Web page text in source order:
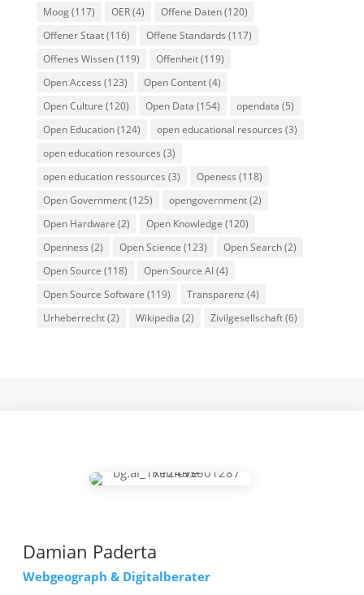
Moog(117) OER(4) Offene Daten(120)
Offener Staat(116) Offene Standards (117)
Offenes Wissen(119) Offenheit(119)
Open Access (123) Open Content(4)
Open Culture (120) Open Data (154) opendata (5)
Open Education(124) open educational resources (3)
open education resources (3)
open education ressources (3) Openess (118)
Open Government(125) opengovernment(2)
Open Hardware (2) Open Knowledge (120)
Openness (2) Open Science (123) Open Search(2)
Open Source (118) Open Source AI(4)
Open Source Software (119) Transparenz (4)
Urheberrecht(2) Wikipedia (2) Zivilgesellschaft(6)
Damian Paderta
Webgeograph & Digitalberater